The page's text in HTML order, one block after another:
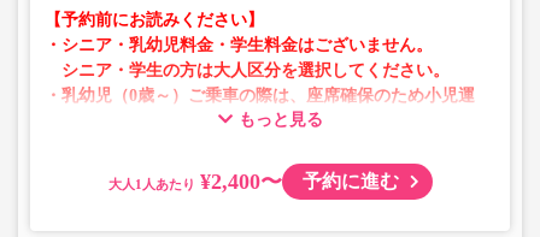
【予約前にお読みください】
・シニア・乳幼児料金・学生料金はございません。
シニア・学生の方は大人区分を選択してください。
・乳幼児（0歳～）ご乗車の際は、座席確保のため小児運
賃での乗車券が必要です。
・AM1時～5時の間はシステムメンテナンスの為ご予約が
もっと見る
大人 ¥2,400〜 予約に進む